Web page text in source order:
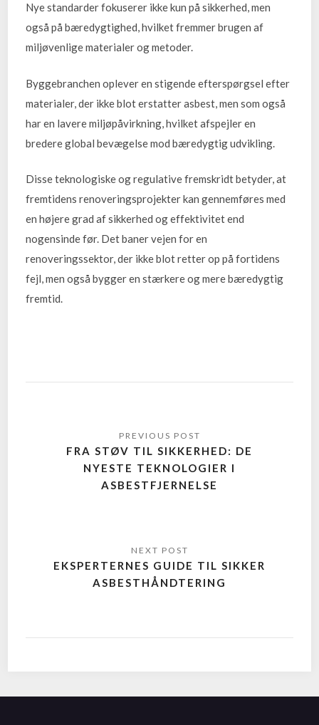
Nye standarder fokuserer ikke kun på sikkerhed, men
også på bæredygtighed, hvilket fremmer brugen af
miljøvenlige materialer og metoder.
Byggebranchen oplever en stigende efterspørgsel efter
materialer, der ikke blot erstatter asbest, men som også
har en lavere miljøpåvirkning, hvilket afspejler en
bredere global bevægelse mod bæredygtig udvikling.
Disse teknologiske og regulative fremskridt betyder, at
fremtidens renoveringsprojekter kan gennemføres med
en højere grad af sikkerhed og effektivitet end
nogensinde før. Det baner vejen for en
renoveringssektor, der ikke blot retter op på fortidens
fejl, men også bygger en stærkere og mere bæredygtig
fremtid.
FRA STØV TIL SIKKERHED: DE
NYESTE TEKNOLOGIER I
ASBESTFJERNELSE
EKSPERTERNES GUIDE TIL SIKKER
ASBESTHÅNDTERING